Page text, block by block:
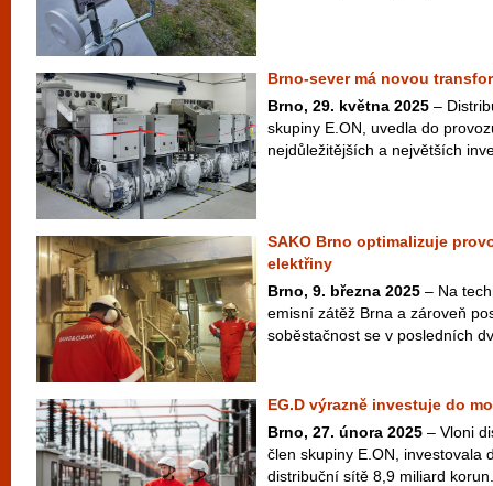
Brno-sever má novou
Brno, 29. května 2025 –
skupiny E.ON, uvedla do
nejdůležitějších a největších
SAKO Brno optimalizuje
elektřiny
Brno, 9. března 2025 – Na
emisní zátěž Brna a zároveň
soběstačnost se v posledních
EG.D výrazně investuje do
Brno, 27. února 2025 – Vloni
člen skupiny E.ON, investovala
distribuční sítě 8,9 miliard